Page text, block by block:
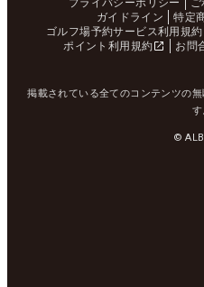
プライバシーポリシー
ガイドライン
特定
ゴルフ場予約サービス利用規約
ポイント利用規約
お問
掲載されている全てのコンテンツの
す
©